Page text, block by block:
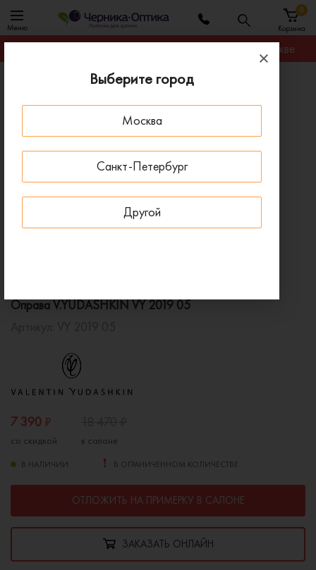
Выберите город
Москва
Санкт-Петербург
Другой
Меню Корзина
0
Гарантируем лучшую цену на любую оправу в Москве
Оправы для очков
Оправа V.YUDASHKIN VY 2019 05
Оправа V.YUDASHKIN VY 2019 05
7 390 ₽
со скидкой в салоне
В НАЛИЧИИ В ОГРАНИЧЕННОМ КОЛИЧЕСТВЕ
ОТЛОЖИТЬ НА ПРИМЕРКУ В САЛОНЕ
ЗАКАЗАТЬ ОНЛАЙН
SALE 60 % ДО 15 АВГУСТА